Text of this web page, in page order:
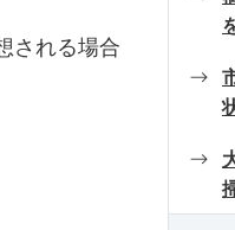
される場合